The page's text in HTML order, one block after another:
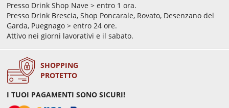
Presso Drink Shop Nave > entro 1 ora.
Presso Drink Brescia, Shop Poncarale, Rovato, Desenzano del
Garda, Puegnago > entro 24 ore.
Attivo nei giorni lavorativi e il sabato.
SHOPPING
PROTETTO
I TUOI PAGAMENTI SONO SICURI!